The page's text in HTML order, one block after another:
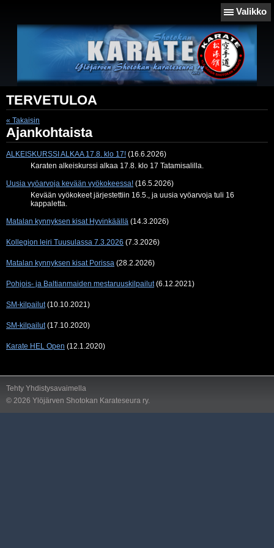
Valikko
TERVETULOA
« Takaisin
Ajankohtaista
ALKEISKURSSI ALKAA 17.8. klo 17! (16.6.2026)
Karaten alkeiskurssi alkaa 17.8. klo 17 Tatamisalilla.
Uusia vyöarvoja kevään vyökokeessa! (16.5.2026)
Kevään vyökokeet järjestettiin 16.5., ja uusia vyöarvoja tuli 16
kappaletta.
Matalan kynnyksen kisat Hyvinkäällä (14.3.2026)
Kollegion leiri Tuusulassa 7.3.2026 (7.3.2026)
Matalan kynnyksen kisat Porissa (28.2.2026)
Pohjois- ja Baltianmaiden mestaruuskilpailut (6.12.2021)
SM-kilpailut (10.10.2021)
SM-kilpailut (17.10.2020)
Karate HEL Open (12.1.2020)
Tehty Yhdistysavaimella
© 2026 Ylöjärven Shotokan Karateseura ry.